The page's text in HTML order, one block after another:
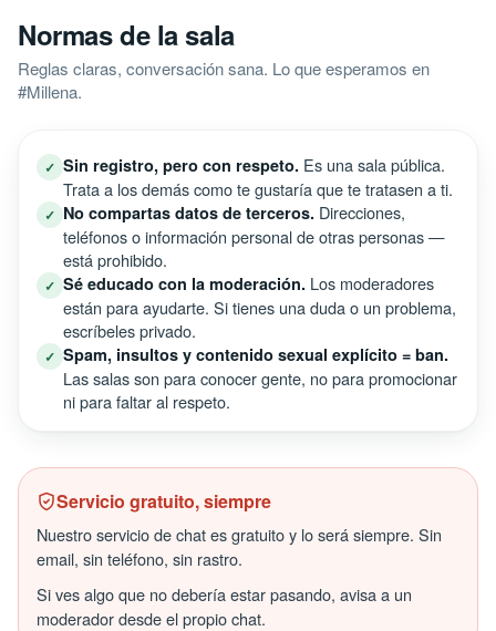
Normas de la sala
Reglas claras, conversación sana. Lo que esperamos en
#Millena.
✓ Sin registro, pero con respeto. Es una sala pública.
Trata a los demás como te gustaría que te tratasen a ti.
✓ No compartas datos de terceros. Direcciones,
teléfonos o información personal de otras personas —
está prohibido.
✓ Sé educado con la moderación. Los moderadores
están para ayudarte. Si tienes una duda o un problema,
escríbeles privado.
✓ Spam, insultos y contenido sexual explícito = ban.
Las salas son para conocer gente, no para promocionar
ni para faltar al respeto.
Servicio gratuito, siempre
Nuestro servicio de chat es gratuito y lo será siempre. Sin
email, sin teléfono, sin rastro.
Si ves algo que no debería estar pasando, avisa a un
moderador desde el propio chat.